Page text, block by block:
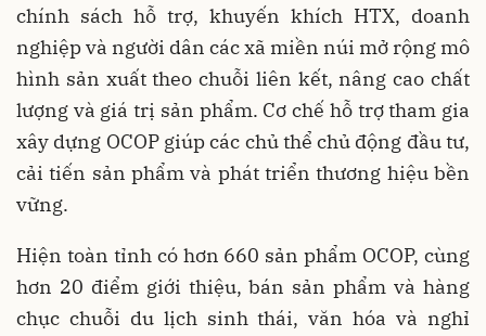
chính sách hỗ trợ, khuyến khích HTX, doanh
nghiệp và người dân các xã miền núi mở rộng mô
hình sản xuất theo chuỗi liên kết, nâng cao chất
lượng và giá trị sản phẩm. Cơ chế hỗ trợ tham gia
xây dựng OCOP giúp các chủ thể chủ động đầu tư,
cải tiến sản phẩm và phát triển thương hiệu bền
vững.
Hiện toàn tỉnh có hơn 660 sản phẩm OCOP, cùng
hơn 20 điểm giới thiệu, bán sản phẩm và hàng
chục chuỗi du lịch sinh thái, văn hóa và nghỉ